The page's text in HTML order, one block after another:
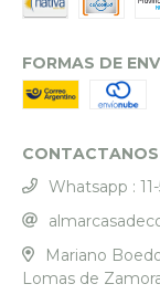
FORMAS DE
CONTACTANOS
Whatsapp :
Mariano
Lomas de